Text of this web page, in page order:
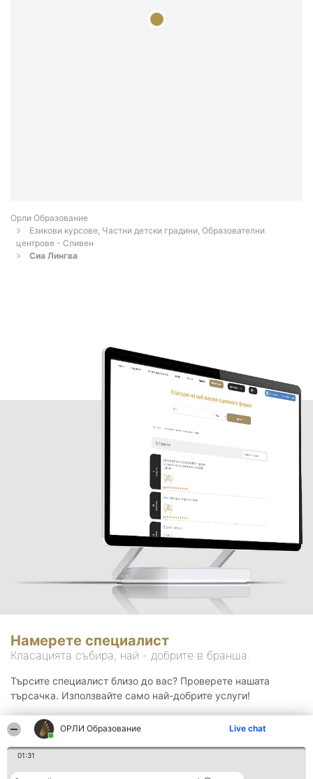
ОРЛИ Образование Live chat
01:31
Орли Образование
Езикови курсове, Частни детски градини, Образователни
центрове - Сливен
Сиа Лингва
Намерете специалист
Класацията събира, най - добрите в бранша.
Търсите специалист близо до вас? Проверете нашата
търсачка. Използвайте само най-добрите услуги!